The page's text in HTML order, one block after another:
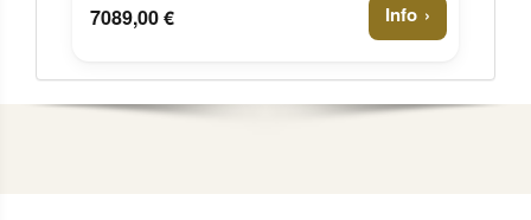
7089,00 € Info